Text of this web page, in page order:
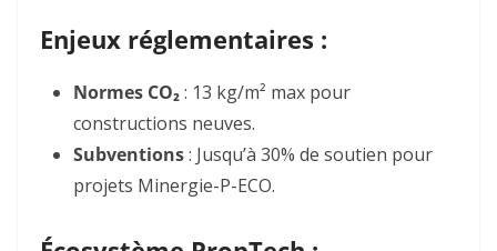
Enjeux réglementaires :
Normes CO₂: 13 kg/m² max pour
constructions neuves.
Subventions: Jusqu’à 30% de soutien pour
projets Minergie-P-ECO.